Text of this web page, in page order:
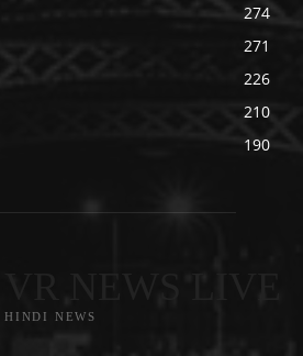
274
271
226
210
190
HINDI NEWS